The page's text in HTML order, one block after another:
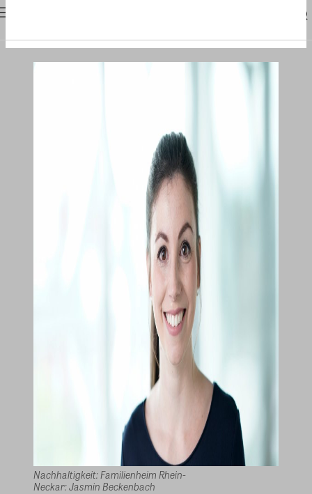
Nachhaltigkeit: Familienheim Rhein-
Neckar: Jasmin Beckenbach